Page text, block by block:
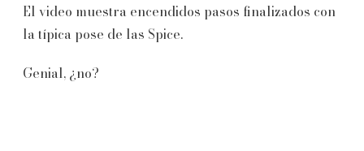
El video muestra encendidos pasos finalizados con
la típica pose de las Spice.
Genial, ¿no?